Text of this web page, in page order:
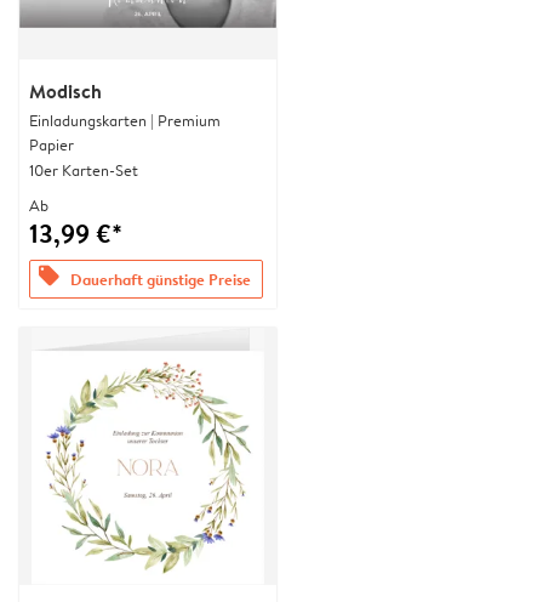
Modisch
Einladungskarten | Premium
Papier
10er Karten-Set
Ab
13,99 €*
offers Dauerhaft günstige Preise